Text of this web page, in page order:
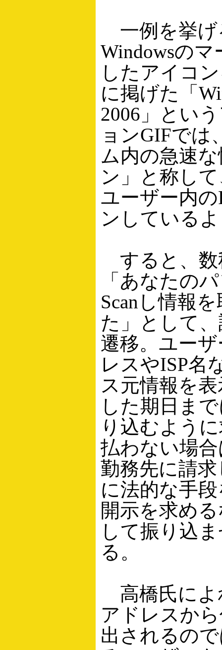
一例を挙げ
Windowsの
したアイコ
に掲げた「
2006」とい
ョンGIFでは
ム内の急速
ン」と称し
ユーザー内
ンしている
すると、数
「あなたの
Scanし情報
た」として
遷移。ユー
レスやISP名
ス元情報を
した期日ま
り込むよう
払わない場
勤務先に請
に法的な手
開示を求め
して振り込
る。
高橋氏によ
アドレスか
出されるの